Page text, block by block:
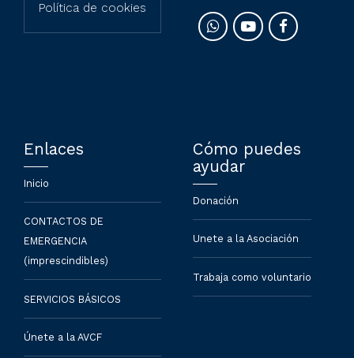
Política de cookies
Enlaces
Inicio
CONTACTOS DE
EMERGENCIA
(imprescindibles)
SERVICIOS BÁSICOS
Únete a la AVCF
Cómo puedes
ayudar
Donación
Unete a la Asociación
Trabaja como voluntario